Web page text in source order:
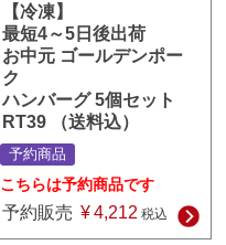
【冷凍】
最短4～5日後出荷
お中元 ゴールデンポー
ク
ハンバーグ 5個セット
RT39 （送料込）
予約商品
こちらは予約商品です
予約販売 ¥4,212 税込